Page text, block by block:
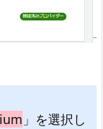
」を選択し